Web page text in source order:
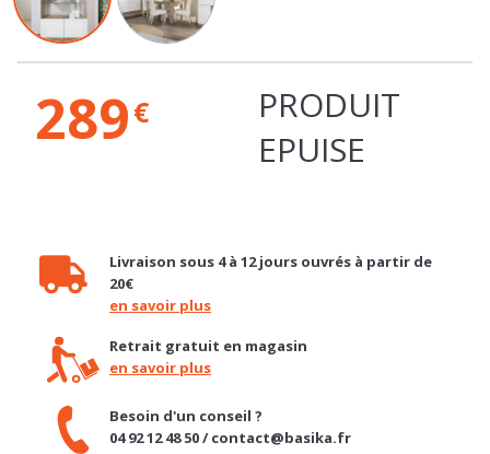
289€
PRODUIT
EPUISE
en savoir plus
Retrait gratuit en magasin
en savoir plus
Besoin d'un conseil ?